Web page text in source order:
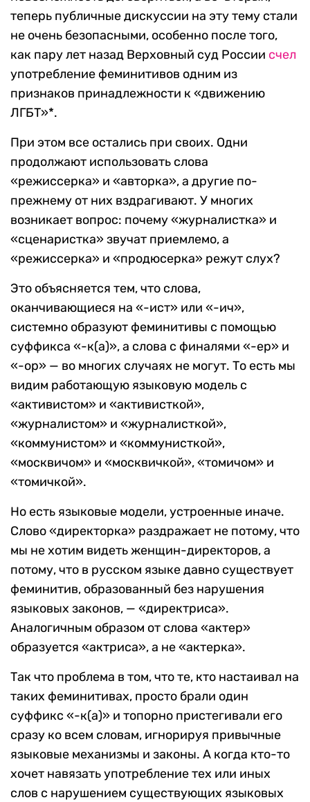
теперь публичные дискуссии на эту тему стали
не очень безопасными, особенно после того,
как пару лет назад Верховный суд России счел
употребление феминитивов одним из
признаков принадлежности к «движению
ЛГБТ»*.
При этом все остались при своих. Одни
продолжают использовать слова
«режиссерка» и «авторка», а другие по-
прежнему от них вздрагивают. У многих
возникает вопрос: почему «журналистка» и
«сценаристка» звучат приемлемо, а
«режиссерка» и «продюсерка» режут слух?
Это объясняется тем, что слова,
оканчивающиеся на «-ист» или «-ич»,
системно образуют феминитивы с помощью
суффикса «-к(а)», а слова с финалями «-ер» и
«-ор» — во многих случаях не могут. То есть мы
видим работающую языковую модель с
«активистом» и «активисткой»,
«журналистом» и «журналисткой»,
«коммунистом» и «коммунисткой»,
«москвичом» и «москвичкой», «томичом» и
«томичкой».
Но есть языковые модели, устроенные иначе.
Слово «директорка» раздражает не потому, что
мы не хотим видеть женщин-директоров, а
потому, что в русском языке давно существует
феминитив, образованный без нарушения
языковых законов, — «директриса».
Аналогичным образом от слова «актер»
образуется «актриса», а не «актерка».
Так что проблема в том, что те, кто настаивал на
таких феминитивах, просто брали один
суффикс «-к(а)» и топорно пристегивали его
сразу ко всем словам, игнорируя привычные
языковые механизмы и законы. А когда кто-то
хочет навязать употребление тех или иных
слов с нарушением существующих языковых